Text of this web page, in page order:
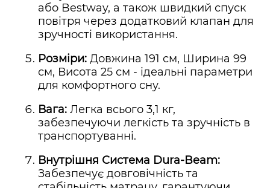
або Bestway, а також швидкий спуск
повітря через додатковий клапан для
зручності використання.
Розміри: Довжина 191 см, Ширина 99
см, Висота 25 см - ідеальні параметри
для комфортного сну.
Вага: Легка всього 3,1 кг,
забезпечуючи легкість та зручність в
транспортуванні.
Внутрішня Система Dura-Beam:
Забезпечує довговічність та